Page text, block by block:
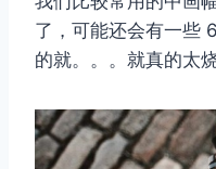
了，可能还会有一些
的就。。。就真的太